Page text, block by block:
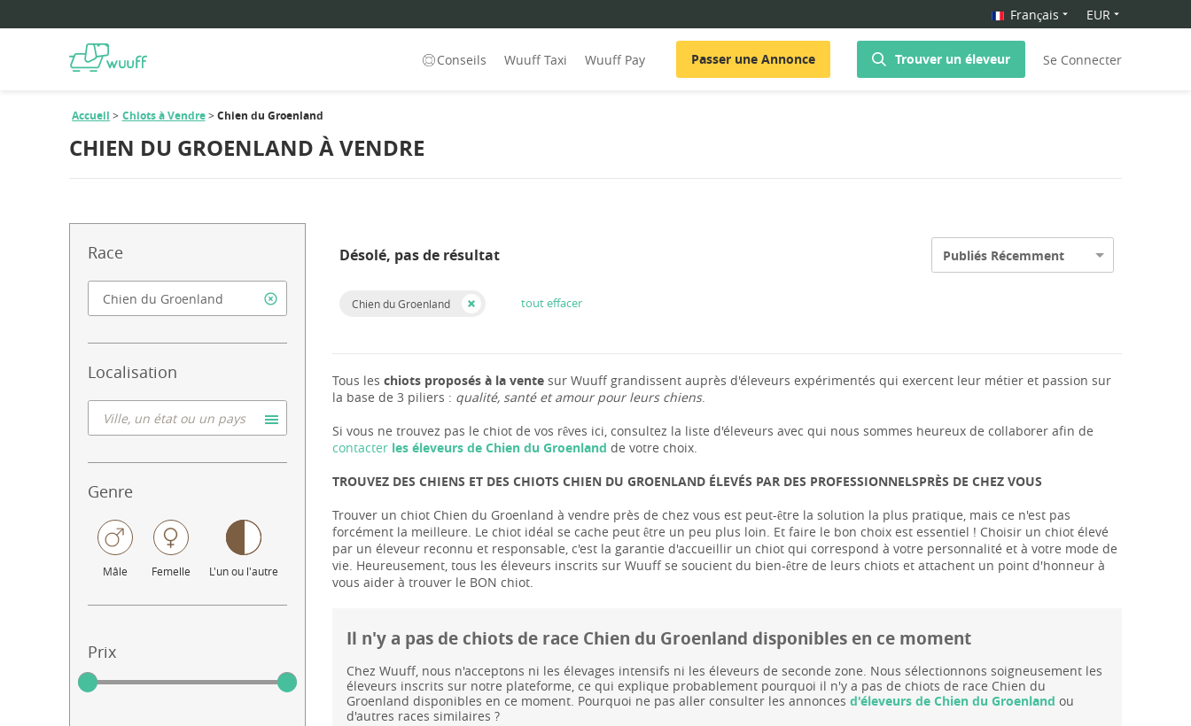
Français EUR
Conseils Wuuff Taxi Wuuff Pay Passer une Annonce Trouver un éleveur Se Connecter
Accueil Chiots à Vendre Chien du Groenland
CHIEN DU GROENLAND À VENDRE
Race
Localisation
Genre
Mâle Femelle L'un ou l'autre
Prix
Désolé, pas de résultat Publiés Récemment
Chien du Groenland tout effacer
Tous les chiots proposés à la vente sur Wuuff grandissent auprès d'éleveurs expérimentés qui exercent leur métier et passion sur
la base de 3 piliers : qualité, santé et amour pour leurs chiens.
Si vous ne trouvez pas le chiot de vos rêves ici, consultez la liste d'éleveurs avec qui nous sommes heureux de collaborer afin de
contacter les éleveurs de Chien du Groenland de votre choix.
TROUVEZ DES CHIENS ET DES CHIOTS CHIEN DU GROENLAND ÉLEVÉS PAR DES PROFESSIONNELSPRÈS DE CHEZ VOUS
Trouver un chiot Chien du Groenland à vendre près de chez vous est peut-être la solution la plus pratique, mais ce n'est pas
forcément la meilleure. Le chiot idéal se cache peut être un peu plus loin. Et faire le bon choix est essentiel ! Choisir un chiot élevé
par un éleveur reconnu et responsable, c'est la garantie d'accueillir un chiot qui correspond à votre personnalité et à votre mode de
vie. Heureusement, tous les éleveurs inscrits sur Wuuff se soucient du bien-être de leurs chiots et attachent un point d'honneur à
vous aider à trouver le BON chiot.
Il n'y a pas de chiots de race Chien du Groenland disponibles en ce moment
Chez Wuuff, nous n'acceptons ni les élevages intensifs ni les éleveurs de seconde zone. Nous sélectionnons soigneusement les
éleveurs inscrits sur notre plateforme, ce qui explique probablement pourquoi il n'y a pas de chiots de race Chien du
Groenland disponibles en ce moment. Pourquoi ne pas aller consulter les annonces d'éleveurs de Chien du Groenland ou
d'autres races similaires ?